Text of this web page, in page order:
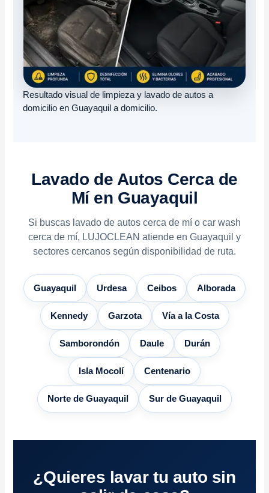
Resultado visual de limpieza y lavado de autos a
domicilio en Guayaquil a domicilio.
Lavado de Autos Cerca de
Mí en Guayaquil
Si buscas lavado de autos cerca de mí o car wash
cerca de mí, LUJOCLEAN atiende en Guayaquil y
sectores cercanos según disponibilidad de ruta.
Guayaquil Urdesa Ceibos Alborada
Kennedy Garzota Vía a la Costa
Samborondón Daule Durán
Isla Mocolí Centenario
Norte de Guayaquil Sur de Guayaquil
¿Quieres lavar tu auto sin